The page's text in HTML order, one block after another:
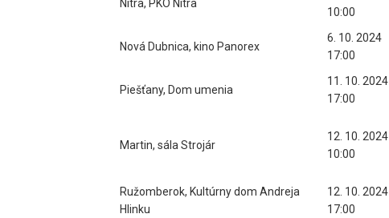
Nitra, PKO Nitra
10:00
Nová Dubnica, kino Panorex
6. 10. 2024
17:00
Piešťany, Dom umenia
11. 10. 2024
17:00
Martin, sála Strojár
12. 10. 2024
10:00
Ružomberok, Kultúrny dom Andreja
Hlinku
12. 10. 2024
17:00